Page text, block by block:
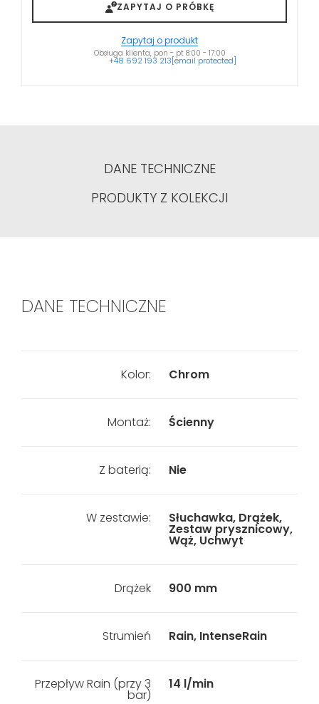
ZAPYTAJ O PRÓBKĘ
Zapytaj o produkt
Obsługa klienta, pon - pt 8:00 - 17:00
+48 692 193 213[email protected]
DANE TECHNICZNE
PRODUKTY Z KOLEKCJI
DANE TECHNICZNE
Kolor: Chrom
Montaż: Ścienny
Z baterią: Nie
W zestawie: Słuchawka, Drążek,
Zestaw prysznicowy,
Wąż, Uchwyt
Drążek 900 mm
Strumień Rain, IntenseRain
Przepływ Rain (przy 3
bar)
14 l/min